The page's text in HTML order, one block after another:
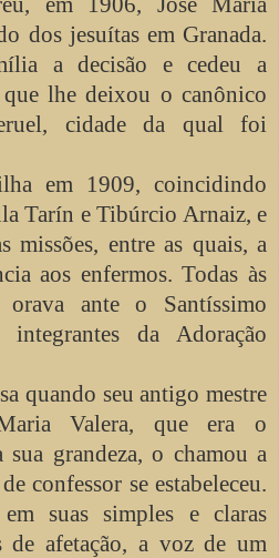
dos jesuítas em Granada.
a decisão e cedeu a
que lhe deixou o canônico
cidade da qual foi
em 1909, coincidindo
Tarín e Tibúrcio Arnaiz, e
missões, entre as quais, a
aos enfermos. Todas às
ante o Santíssimo
da Adoração
quando seu antigo mestre
Valera, que era o
grandeza, o chamou a
confessor se estabeleceu.
suas simples e claras
de afetação, a voz de um